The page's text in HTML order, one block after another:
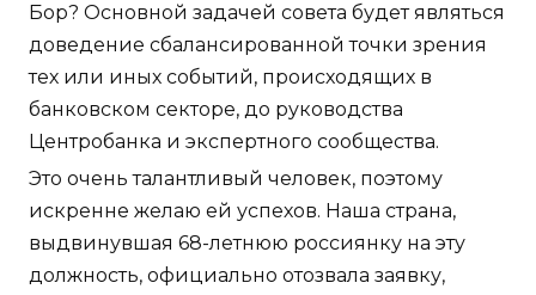
Бор? Основной задачей совета будет являться
доведение сбалансированной точки зрения
тех или иных событий, происходящих в
банковском секторе, до руководства
Центробанка и экспертного сообщества.
Это очень талантливый человек, поэтому
искренне желаю ей успехов. Наша страна,
выдвинувшая 68-летнюю россиянку на эту
должность, официально отозвала заявку,